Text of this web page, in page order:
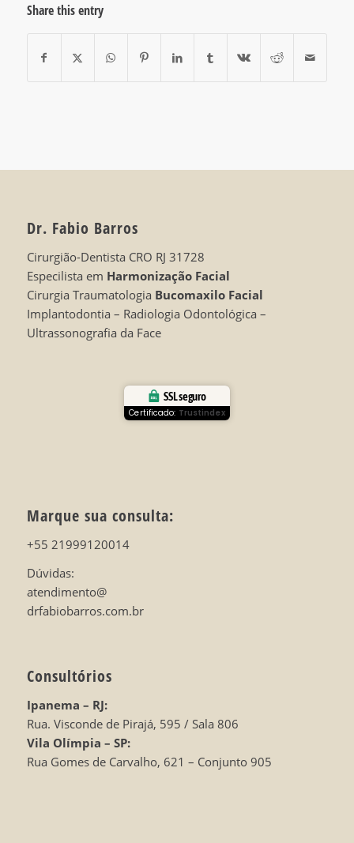
Share this entry
Dr. Fabio Barros
Cirurgião-Dentista CRO RJ 31728
Especilista em Harmonização Facial
Cirurgia Traumatologia Bucomaxilo Facial
Implantodontia – Radiologia Odontológica –
Ultrassonografia da Face
SSL seguro
Certificado: Trustindex
Marque sua consulta:
+55 21999120014
Dúvidas:
atendimento@
drfabiobarros.com.br
Consultórios
Ipanema – RJ:
Rua. Visconde de Pirajá, 595 / Sala 806
Vila Olímpia – SP:
Rua Gomes de Carvalho, 621 – Conjunto 905